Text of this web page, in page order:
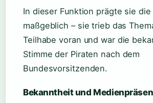
In dieser Funktion prägte sie die
maßgeblich – sie trieb das
Teilhabe voran und war die
Stimme der Piraten nach dem
Bundesvorsitzenden.
Bekanntheit und